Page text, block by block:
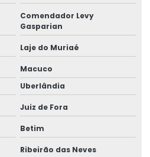
rolante joinville
rolante em mg
rolante em pr
rolante rio do sul
rolante em rs
rolante são josé dos pinhais
rolante em sc
Comendador Levy
Gasparian
Laje do Muriaé
Macuco
Uberlândia
Juiz de Fora
Betim
Ribeirão das Neves